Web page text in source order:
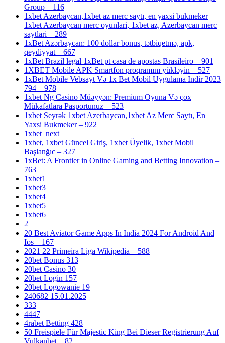
Group – 116
1xbet Azerbaycan,1xbet az merc saytı, en yaxsi bukmeker
1xbet Azerbaycan merc oyunlari, 1xbet az, Azerbaycan merc
saytlari – 289
1xBet Azərbaycan: 100 dollar bonus, tətbiqetmə, apk,
qeydiyyat – 667
1xBet Brazil legal 1xBet pt casa de apostas Brasileiro – 901
1XBET Mobile APK Smartfon proqramını yükləyin – 527
1xBet Mobile Vebsayt Və 1x Bet Mobil Uygulama Indir 2023
794 – 978
1xbet Ng Casino Müəyyən: Premium Oyuna Və çox
Mükafatlara Pasportunuz – 523
1xbet Seyrək 1xbet Azerbaycan,1xbet Az Merc Saytı, En
Yaxsi Bukmeker – 922
1xbet_next
1xbet, 1xbet Güncel Giriş, 1xbet Üyelik, 1xbet Mobil
Başlanğıc – 327
1xBet: A Frontier in Online Gaming and Betting Innovation –
763
1xbet1
1xbet3
1xbet4
1xbet5
1xbet6
2
20 Best Aviator Game Apps In India 2024 For Android And
Ios – 167
2021 22 Primeira Liga Wikipedia – 588
20bet Bonus 313
20bet Casino 30
20bet Login 157
20bet Logowanie 19
240682 15.01.2025
333
4447
4rabet Betting 428
50 Freispiele Für Majestic King Bei Dieser Registrierung Auf
Vulkanbet – 82